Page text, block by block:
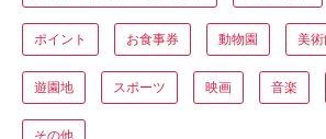
ポイント お食事券 動物園 美
遊園地 スポーツ 映画 音楽
その他